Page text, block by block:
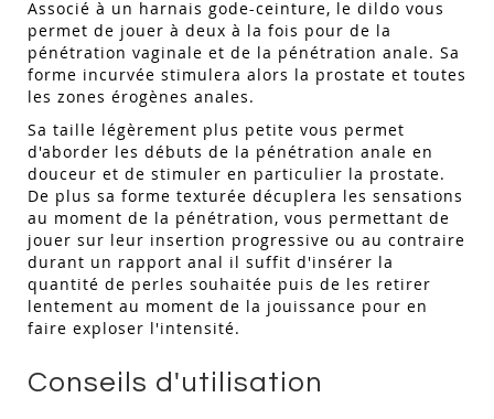
Associé à un harnais gode-ceinture, le dildo vous
permet de jouer à deux à la fois pour de la
pénétration vaginale et de la pénétration anale. Sa
forme incurvée stimulera alors la prostate et toutes
les zones érogènes anales.
Sa taille légèrement plus petite vous permet
d'aborder les débuts de la pénétration anale en
douceur et de stimuler en particulier la prostate.
De plus sa forme texturée décuplera les sensations
au moment de la pénétration, vous permettant de
jouer sur leur insertion progressive ou au contraire
durant un rapport anal il suffit d'insérer la
quantité de perles souhaitée puis de les retirer
lentement au moment de la jouissance pour en
faire exploser l'intensité.
Conseils d'utilisation